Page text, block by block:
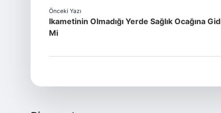
Önceki Yazı
Ikametinin Olmadığı Yerde Sağlık Ocağına
Mi